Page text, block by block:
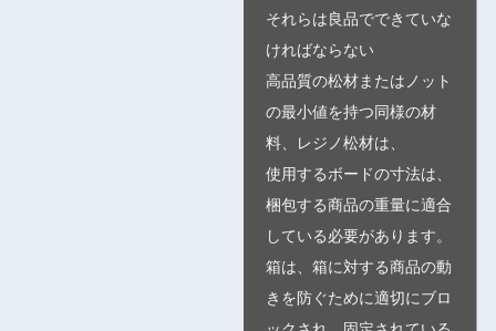
それらは良品でできていな
ければならない
高品質の松材またはノット
の最小値を持つ同様の材
料、レジノ松材は、
使用するボードの寸法は、
梱包する商品の重量に適合
している必要があります。
箱は、箱に対する商品の動
きを防ぐために適切にブロ